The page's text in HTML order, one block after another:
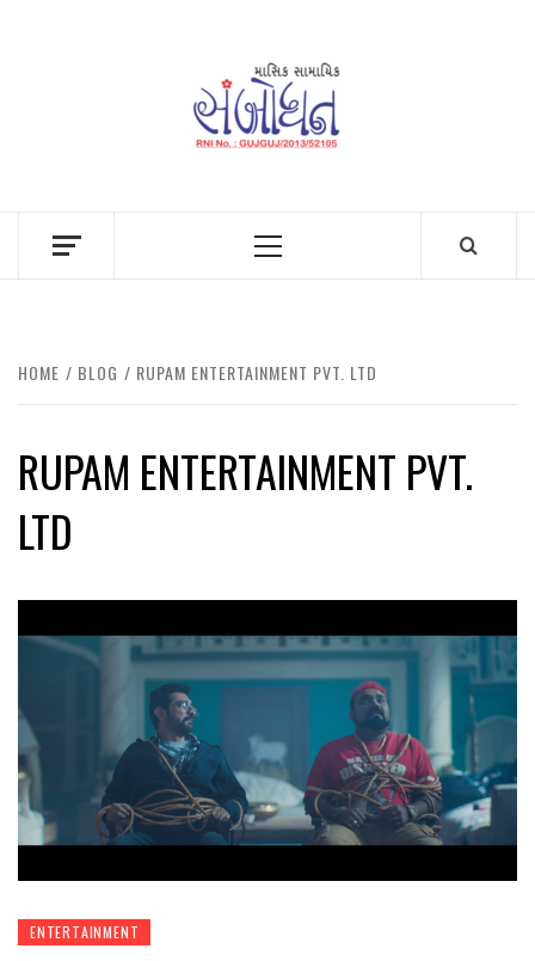
Primary
HOME BLOG RUPAM ENTERTAINMENT PVT. LTD
RUPAM ENTERTAINMENT PVT.
LTD
ENTERTAINMENT